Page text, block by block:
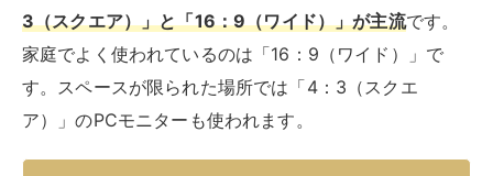
3（スクエア）」と「16：9（ワイド）」が主流です。
家庭でよく使われているのは「16：9（ワイド）」で
す。スペースが限られた場所では「4：3（スクエ
ア）」のPCモニターも使われます。